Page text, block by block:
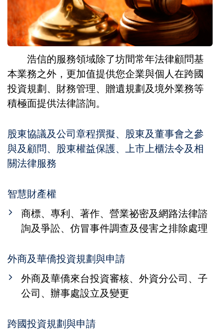
浩信的服務領域除了坊間常年法律顧問基
本業務之外，更加值提供您企業與個人在跨國
投資規劃、財務管理、贈遺規劃及境外業務等
積極面提供法律諮詢。
股東協議及公司章程撰擬、股東及董事會之參
與及顧問、股東權益保護、上市上櫃法令及相
關法律服務
智慧財產權
商標、專利、著作、營業祕密及網路法律諮
詢及爭訟、仿冒事件調查及侵害之排除處理
外商及華僑投資規劃與申請
外商及華僑來台投資審核、外資分公司、子
公司、辦事處設立及變更
跨國投資規劃與申請